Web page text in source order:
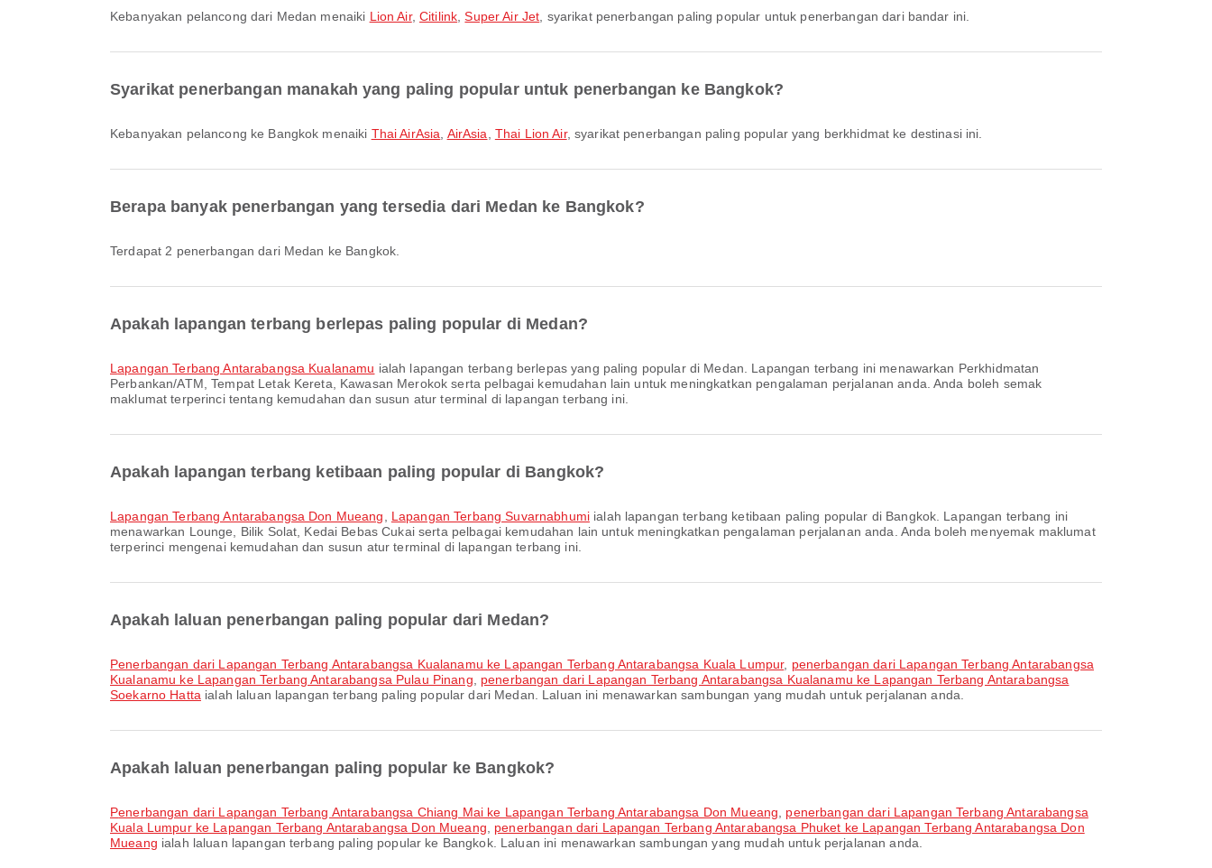
Kebanyakan pelancong dari Medan menaiki Lion Air,Citilink ,Super Air Jet , syarikat penerbangan paling popular untuk penerbangan dari bandar ini.
Syarikat penerbangan manakah yang paling popular untuk penerbangan ke Bangkok?
Kebanyakan pelancong ke Bangkok menaiki Thai AirAsia AirAsia Thai Lion Air, syarikat penerbangan paling popular yang berkhidmat ke destinasi ini.
Berapa banyak penerbangan yang tersedia dari Medan ke Bangkok?
Terdapat 2 penerbangan dari Medan ke Bangkok.
Apakah lapangan terbang berlepas paling popular di Medan?
Lapangan Terbang Antarabangsa Kualanamu ialah lapangan terbang berlepas yang paling popular di Medan. Lapangan terbang ini menawarkan Perkhidmatan
Perbankan/ATM, Tempat Letak Kereta, Kawasan Merokok serta pelbagai kemudahan lain untuk meningkatkan pengalaman perjalanan anda. Anda boleh semak
maklumat terperinci tentang kemudahan dan susun atur terminal di lapangan terbang ini.
Apakah lapangan terbang ketibaan paling popular di Bangkok?
Lapangan Terbang Antarabangsa Don Mueang Lapangan Terbang Suvarnabhumiialah lapangan terbang ketibaan paling popular di Bangkok. Lapangan terbang ini
menawarkan Lounge, Bilik Solat, Kedai Bebas Cukai serta pelbagai kemudahan lain untuk meningkatkan pengalaman perjalanan anda. Anda boleh menyemak maklumat
terperinci mengenai kemudahan dan susun atur terminal di lapangan terbang ini.
Apakah laluan penerbangan paling popular dari Medan?
penerbangan dari Lapangan Terbang Antarabangsa Kualanamu ke Lapangan Terbang Antarabangsa Kuala Lumpur, penerbangan dari Lapangan Terbang Antarabangsa
Kualanamu ke Lapangan Terbang Antarabangsa Pulau Pinang
penerbangan dari Lapangan Terbang Antarabangsa Kualanamu ke Lapangan Terbang Antarabangsa
Soekarno Hatta ialah laluan lapangan terbang paling popular dari Medan. Laluan ini menawarkan sambungan yang mudah untuk perjalanan anda.
Apakah laluan penerbangan paling popular ke Bangkok?
penerbangan dari Lapangan Terbang Antarabangsa Chiang Mai ke Lapangan Terbang Antarabangsa Don Mueang
penerbangan dari Lapangan Terbang Antarabangsa
Kuala Lumpur ke Lapangan Terbang Antarabangsa Don Mueang
penerbangan dari Lapangan Terbang Antarabangsa Phuket ke Lapangan Terbang Antarabangsa Don
Mueang ialah laluan lapangan terbang paling popular ke Bangkok. Laluan ini menawarkan sambungan yang mudah untuk perjalanan anda.